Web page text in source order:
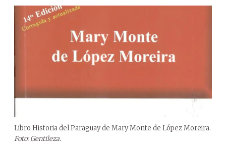
Libro Historia del Paraguay de Mary Monte de López Moreira.
Foto: Gentileza.